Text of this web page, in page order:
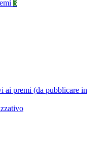
3
ai premi (da pubblicare in